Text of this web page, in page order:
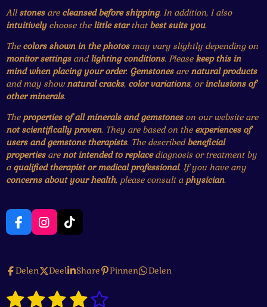
Allstonesare cleansed before shipping. In addition, I also
intuitivelychoose the little starthat best suits you.
The colors shown in the photosmay vary slightly depending on
monitor settingsandlighting conditions. Pleasekeep this in
mind when placing your order. Gemstonesarenatural products
and may shownatural cracks, color variations, orinclusions of
other minerals.
The properties of all minerals and gemstoneson our website are
not scientifically proven. They are based on the experiences of
users and gemstone therapists. The describedbeneficial
propertiesarenot intended to replacediagnosis or treatment by
a qualified therapist or medical professional. If you have any
concerns about your health, please consult a physician.
F
a
b
o
I
n
a
r
T
i
o
Delen Deel Share Pinnen Delen
R
1 2 3 4 5
S